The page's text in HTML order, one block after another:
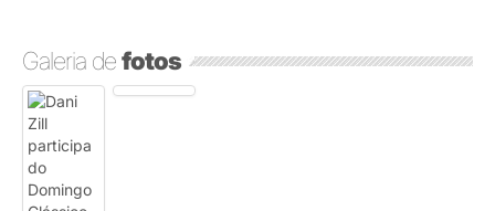
Galeria defotos